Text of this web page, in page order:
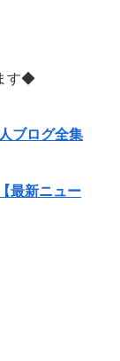
す◆
ブログ全集
【最新ニュー